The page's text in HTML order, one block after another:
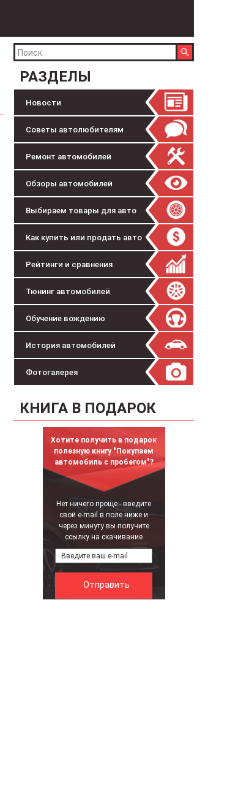
РАЗДЕЛЫ
Новости
Советы автолюбителям
Ремонт автомобилей
Обзоры автомобилей
Выбираем товары для авто
Как купить или продать авто
Рейтинги и сравнения
Тюнинг автомобилей
Обучение вождению
История автомобилей
Фотогалерея
КНИГА В ПОДАРОК
Хотите получить в подарок
полезную книгу "Покупаем
автомобиль с пробегом"?
Нет ничего проще - введите
свой e-mail в поле ниже и
через минуту вы получите
ссылку на скачивание